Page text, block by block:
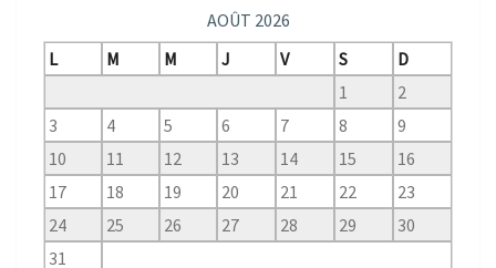
AOÛT 2026
L
M M J V S
D
1
2
3
4 5 6 7 8
9
10
11 12 13 14 15
16
17
18 19 20 21 22
23
24
25 26 27 28 29
30
31